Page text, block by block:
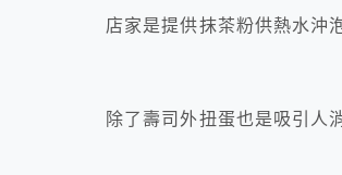
店家是提供抹茶粉供熱水沖
除了壽司外扭蛋也是吸引人